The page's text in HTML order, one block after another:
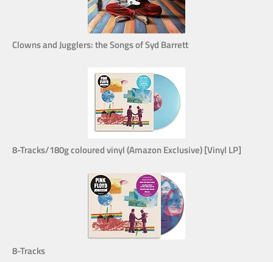
Clowns and Jugglers: the Songs of Syd Barrett
8-Tracks/180g coloured vinyl (Amazon Exclusive) [Vinyl LP]
8-Tracks